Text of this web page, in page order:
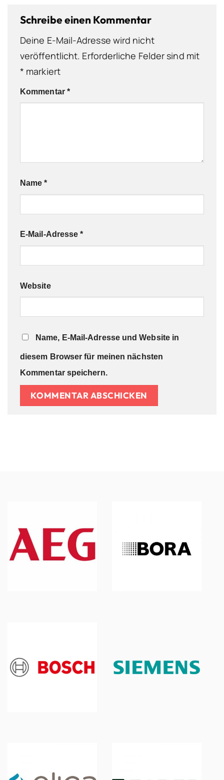
Schreibe einen Kommentar
Deine E-Mail-Adresse wird nicht
veröffentlicht. Erforderliche Felder sind mit
* markiert
Kommentar *
Name*
E-Mail-Adresse*
Website
Name, E-Mail-Adresse und Website in
diesem Browser für meinen nächsten
Kommentar speichern.